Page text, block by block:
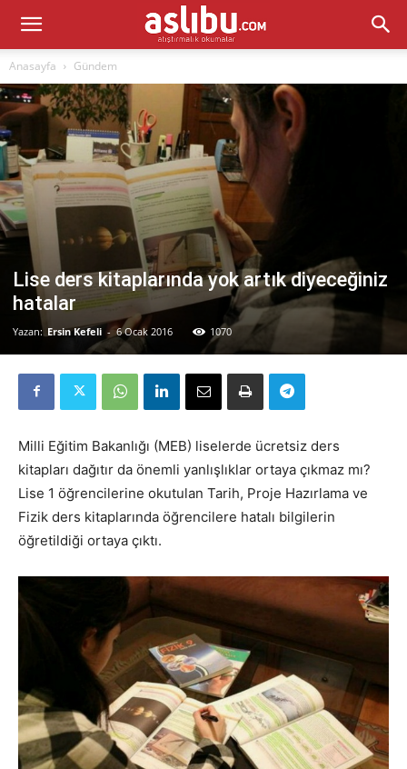
Anasayfa Gündem
Lise ders kitaplarında yok artık diyeceğiniz
hatalar
Yazan: Ersin Kefeli - 6 Ocak 2016 1070
Milli Eğitim Bakanlığı (MEB) liselerde ücretsiz ders
kitapları dağıtır da önemli yanlışlıklar ortaya çıkmaz mı?
Lise 1 öğrencilerine okutulan Tarih, Proje Hazırlama ve
Fizik ders kitaplarında öğrencilere hatalı bilgilerin
öğretildiği ortaya çıktı.